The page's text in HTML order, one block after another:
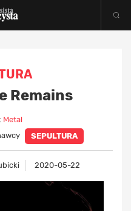
Remains
Metal
SEPULTURA
2020-05-22